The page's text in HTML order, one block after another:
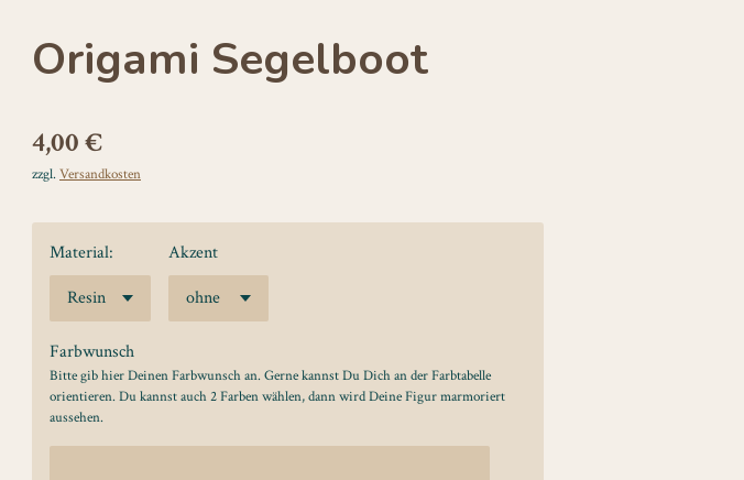
Origami Segelboot
4,00 €
zzgl.Versandkosten
Material: Akzent
Farbwunsch
Bitte gib hier Deinen Farbwunsch an. Gerne kannst Du Dich an der Farbtabelle
orientieren. Du kannst auch 2 Farben wählen, dann wird Deine Figur marmoriert
aussehen.